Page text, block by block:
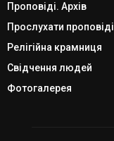
Проповіді. Архів
Прослухати проповіді
Релігійна крамниця
Свідчення людей
Фотогалерея